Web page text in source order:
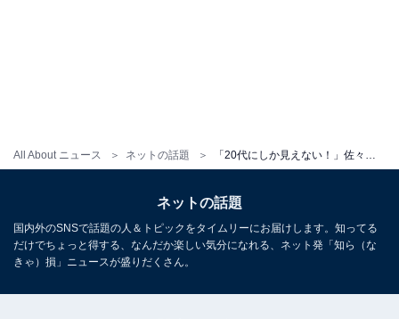
All About ニュース ネットの話題
ネットの話題
国内外のSNSで話題の人＆トピックをタイムリーにお届けします。知ってる
だけでちょっと得する、なんだか楽しい気分になれる、ネット発「知ら（な
きゃ）損」ニュースが盛りだくさん。